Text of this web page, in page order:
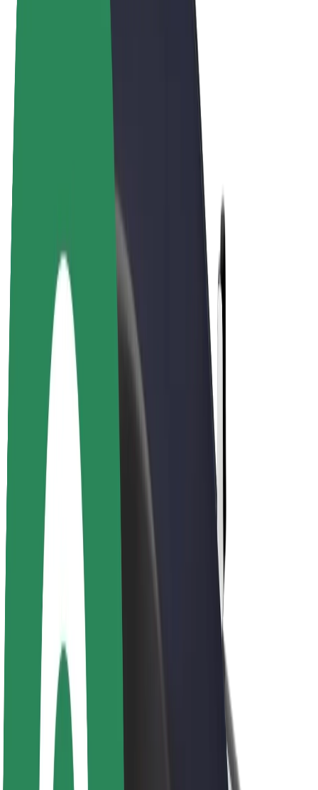
Řidiči
Výdělky řidiče
Kurýři
Výdělky kurýra
Partneři Bolt Food
Flotily
Franšízy
Společnost
Kariéra
O společnosti Bolt
Udržitelnost podle Boltu
Projekt Zero
Blog
Tiskové centrum
Pokyny ke značce
Vztahy s investory
Vedení
Značka
Média
Městský fond
Bezpečnost